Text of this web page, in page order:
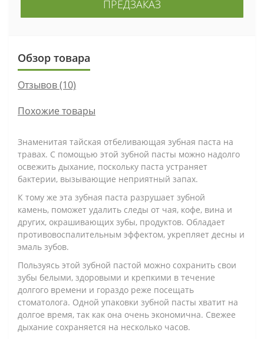
ПРЕДЗАКАЗ
Обзор товара
Отзывов (10)
Похожие товары
Знаменитая тайская отбеливающая зубная паста на
травах. С помощью этой зубной пасты можно надолго
освежить дыхание, поскольку паста устраняет
бактерии, вызывающие неприятный запах.
К тому же эта зубная паста разрушает зубной
камень, поможет удалить следы от чая, кофе, вина и
других, окрашивающих зубы, продуктов. Обладает
противовоспалительным эффектом, укрепляет десны и
эмаль зубов.
Пользуясь этой зубной пастой можно сохранить свои
зубы белыми, здоровыми и крепкими в течение
долгого времени и гораздо реже посещать
стоматолога. Одной упаковки зубной пасты хватит на
долгое время, так как она очень экономична. Свежее
дыхание сохраняется на несколько часов.